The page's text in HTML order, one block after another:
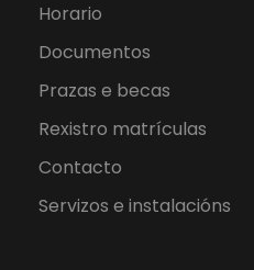
Horario
Documentos
Prazas e becas
Rexistro matrículas
Contacto
Servizos e instalacións